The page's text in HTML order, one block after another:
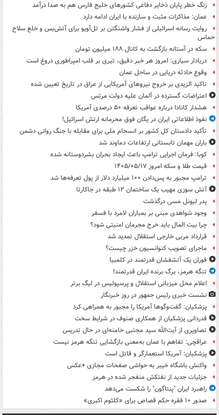
زنگ خطر پایان ذخایر دفاعی کشورهای خلیج فارس هم به صدا درآمد
عمان: مذاکرات مثبت و سازنده با ایران ادامه دارد
روایت رسانه اسرائیلی از فشار واشنگتن بر تل‌آویو برای آتش‌بس و خلع سلاح
حماس
سکه در آستانه بازگشت به کانال ۱۸۸ میلیون تومان
دریادار سیاری: امروز هر خبر دقیق، تیری بر قلب امپراطوری دروغ است
وقوع حادثه دریایی در ساحل عمان
تاکید الزیدی بر خروج نیروهای آمریکایی از عراق در تاریخ تعیین شده
اعتراضات گسترده در آلمان علیه دولت مرتس
هشدار کانادا درباره عواقب تعرفه ۵۰ درصدی آمریکا
نفوذ اطلاعاتی ایران در یگان فوق محرمانه ارتش اسرائیل!
تأکید دادستان کل کشور بر انسجام ملی برای مقابله با جنگ روانی دشمن
باران مهمان تابستانی ارتفاعات دماوند شد
کوبا: فرمان اجرایی ترامپ باعث ایجاد بحران بشردوستانه شده
قیمت طلا و سکه امروز ۱۴۰۵/۰۵/۱۷
ترامپ مجبور به پس‌دادن ۱۰۰ میلیارد دلار از پول تعرفه‌ها شد
آتش سوزی مهیب یک ساختمان ۱۲ طبقه در جاکارتا
پدر لیونل مسی درگذشت
وجود شواهدی مبنی بر بمباران لامرد با فسفر
چرا بیت المال باید خرج مجرمان امنیتی شود؟
قرارداد مربی خارجی استقلال تمدید شد
ماجرای تصویب کنوانسیون خزر چیست؟
فوران یک آتشفشان قدرتمند در کلمبیا
تنگه هرمز، برگ برنده ایران قدرتمند!
اعلام محل میزبانی استقلال و پرسپولیس در لیگ برتر
نشست خبری رئیس جمهور در روز خبرنگار
پزشکیان: گفت‌وگوها آمریکا را مجبور به همراهی کرد
قدردانی پزشکیان از همکاری صنوف در شرایط سخت
تصاویری از آیت‌الله سید مجتبی خامنه‌ای در حال تدریس
عراقچی: تفاهم با عمان به‌معنی بازگشایی تنگه هرمز نیست
پزشکیان: آمریکا استعمارگر و قاتل است
واکنش باشگاه خیبر به حواشی صفحات مجازی +عکس
جزئیات جدید از نفتکش منفجر شده در هرمز
راهبرد ایران "پنتاگون" را شکست می‌دهد
صدور ۱۰ فقره حکم قصاص برای «کلثوم اکبری»